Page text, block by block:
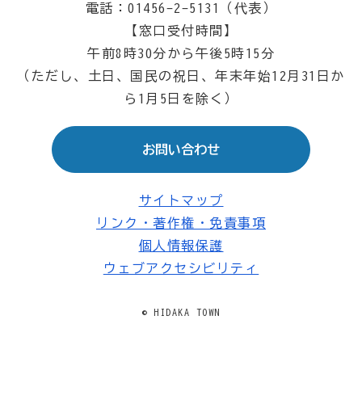
電話：01456-2-5131（代表）
【窓口受付時間】
午前8時30分から午後5時15分
（ただし、土日、国民の祝日、年末年始12月31日か
ら1月5日を除く）
お問い合わせ
サイトマップ
リンク・著作権・免責事項
個人情報保護
ウェブアクセシビリティ
© HIDAKA TOWN